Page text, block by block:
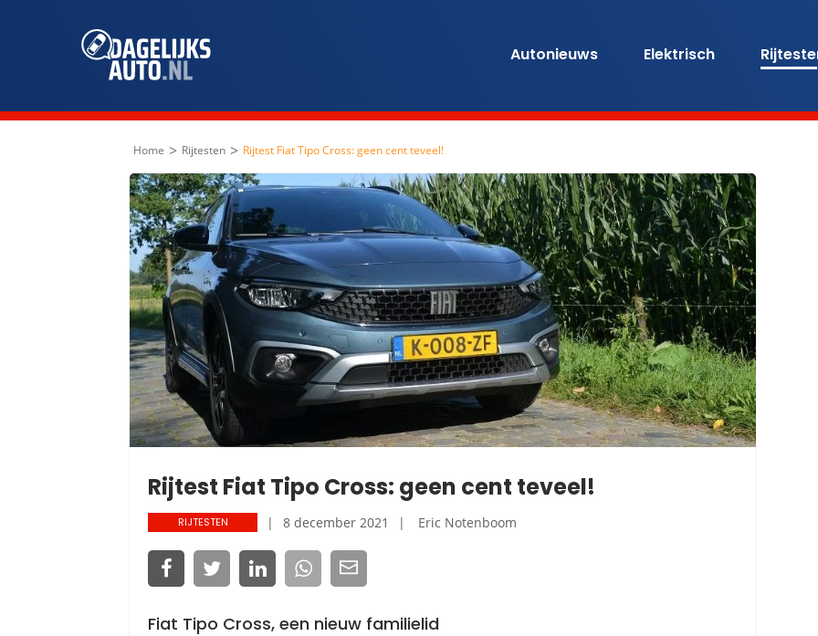
Autonieuws Elektrisch
Home > Rijtesten > Rijtest Fiat Tipo Cross: geen cent teveel!
Rijtest Fiat Tipo Cross: geen cent teveel!
RIJTESTEN 8 december 2021 Eric Notenboom
Fiat Tipo Cross, een nieuw familielid